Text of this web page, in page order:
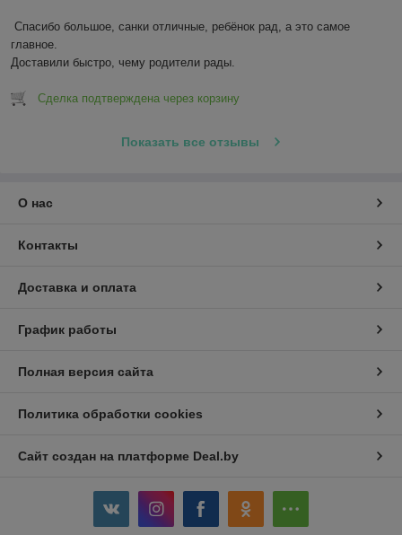
Спасибо большое, санки отличные, ребёнок рад, а это самое
главное.
Доставили быстро, чему родители рады.
Сделка подтверждена через корзину
Показать все отзывы
О нас
Контакты
Доставка и оплата
График работы
Полная версия сайта
Политика обработки cookies
Сайт создан на платформе Deal.by